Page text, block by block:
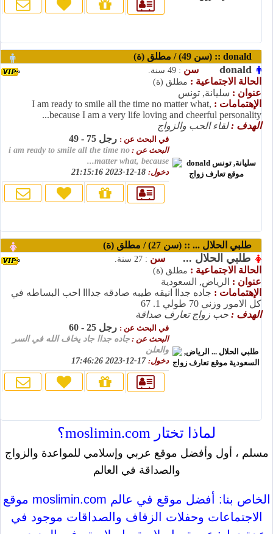
donald سن : 49 سنة.
الحالة الاجتماعية : مطلق (ة)
عنوان : سليانة, تونس
الإهتمامات : I am ready to smile all the time no matter what,
because I am a very life loving and cheerful personality...
الهدف :لقاء الحب والزواج
في البحث عن : رجل 75 - 49
البحث عن : i am ready to smile all the time no
matter what, because...
دخول:
طلبي الحلال ... :: (سن 27) / مطلق (ة)
طلبي الحلال ... سن : 27 سنة.
الحالة الاجتماعية : مطلق (ة)
عنوان : الرياض, السعودية
الإهتمامات : جاده جداا انيقه طيبه صادقه جدااا احب البساطه في
كل الامور وزني 70 طولي 1. 67
الهدف : حب زواج تعارف صداقة
في البحث عن : رجل 25 - 60
البحث عن : جاده جداا جاد يخاف الله في السر
والعلن
دخول: 17-12-2023 17:46:26
لماذا تختار moslimin.com؟
مسلم ، أول وأفضل موقع عربي وإسلامي للمواعدة والزواج
والصداقة في العالم
موقع moslimin.com الخاص بنا: أفضل موقع في عالم
الاجتماعات وحفلات الزفاف والصداقات موجود في